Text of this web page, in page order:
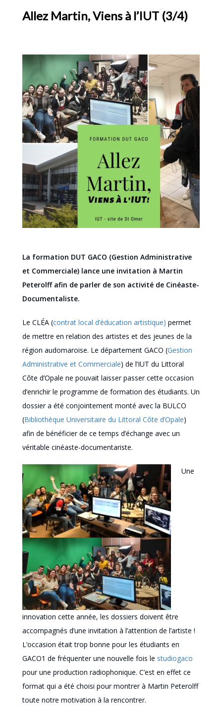
Allez Martin, Viens à l’IUT (3/4)
La formation DUT GACO (Gestion Administrative
et Commerciale) lance une invitation à Martin
Peterolff afin de parler de son activité de Cinéaste-
Documentaliste.
Le CLÉA (contrat local d’éducation artistique) permet
de mettre en relation des artistes et des jeunes de la
région audomaroise. Le département GACO (Gestion
Administrative et Commerciale) de l’IUT du Littoral
Côte d’Opale ne pouvait laisser passer cette occasion
d’enrichir le programme de formation des étudiants. Un
dossier a été conjointement monté avec la BULCO
(Bibliothèque Universitaire du Littoral Côte d’Opale)
afin de bénéficier de ce temps d’échange avec un
véritable cinéaste-documentariste.
Une
innovation cette année, les dossiers doivent être
accompagnés d’une invitation à l’attention de l’artiste !
L’occasion était trop bonne pour les étudiants en
GACO1 de fréquenter une nouvelle fois le studiogaco
pour une production radiophonique. C’est en effet ce
format qui a été choisi pour montrer à Martin Peterolff
toute notre motivation à la rencontrer.